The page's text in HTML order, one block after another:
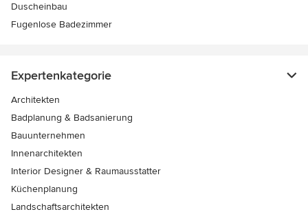
Duscheinbau
Fugenlose Badezimmer
Expertenkategorie
Architekten
Badplanung & Badsanierung
Bauunternehmen
Innenarchitekten
Interior Designer & Raumausstatter
Küchenplanung
Landschaftsarchitekten